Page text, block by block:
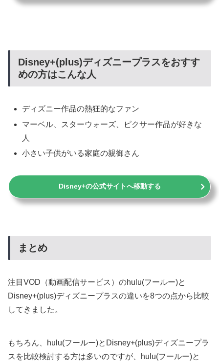
Disney+(plus)ディズニープラスをおすす
めの方はこんな人
ディズニー作品の熱狂的なファン
マーベル、スターウォーズ、ピクサー作品が好きな
人
小さい子供がいる家庭の親御さん
Disney+の公式サイトへ移動する
まとめ
注目VOD（動画配信サービス）のhulu(フールー)と
Disney+(plus)ディズニープラスの違いを8つの点から比較
してきました。
もちろん、hulu(フールー)とDisney+(plus)ディズニープラ
スを比較検討する方は多いのですが、hulu(フールー)と